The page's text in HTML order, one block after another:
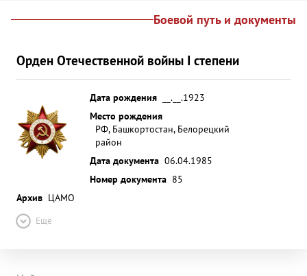
Боевой путь и документы
Орден Отечественной войны I степени
Дата рождения
__.__.1923
Место рождения
РФ, Башкортостан, Белорецкий
район
Дата документа 06.04.1985
Номер документа 85
Архив ЦАМО
Ещё